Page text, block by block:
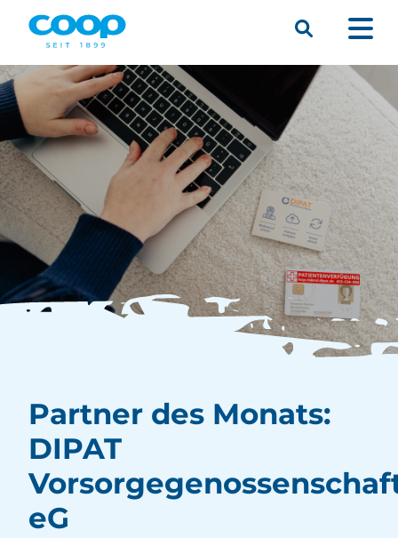
Menü
Suche
Partner des Monats:
DIPAT
eG